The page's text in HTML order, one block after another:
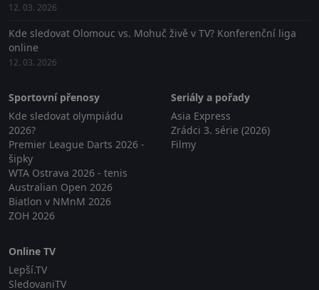
12. 03. 2026
Kde sledovat Olomouc vs. Mohuč živě v TV? Konferenční liga
online
12. 03. 2026
Sportovní přenosy
Kde sledovat olympiádu
2026?
Premier League Darts 2026 -
šipky
WTA Ostrava 2026 - tenis
Australian Open 2026
Biatlon v NMnM 2026
ZOH 2026
Seriály a pořady
Asia Express
Zrádci 3. série (2026)
Filmy
Online TV
Lepší.TV
SledovaniTV